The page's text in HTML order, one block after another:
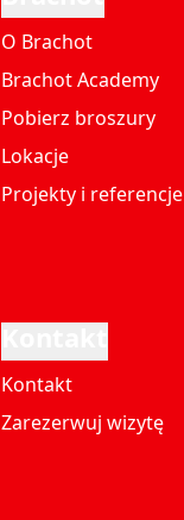
O Brachot
Brachot Academy
Pobierz broszury
Lokacje
Projekty i referencje
Kontakt
Zarezerwuj wizytę